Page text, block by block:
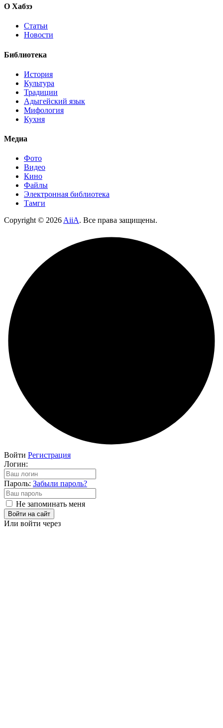
О Хабзэ
Статьи
Новости
Библиотека
История
Культура
Традиции
Адыгейский язык
Мифология
Кухня
Медиа
Фото
Видео
Кино
Файлы
Электронная библиотека
Тамги
Copyright © 2026AiiA. Все права защищены.
Войти Регистрация
Логин:
Пароль: Забыли пароль?
Не запоминать меня
Войти на сайт
Или войти через